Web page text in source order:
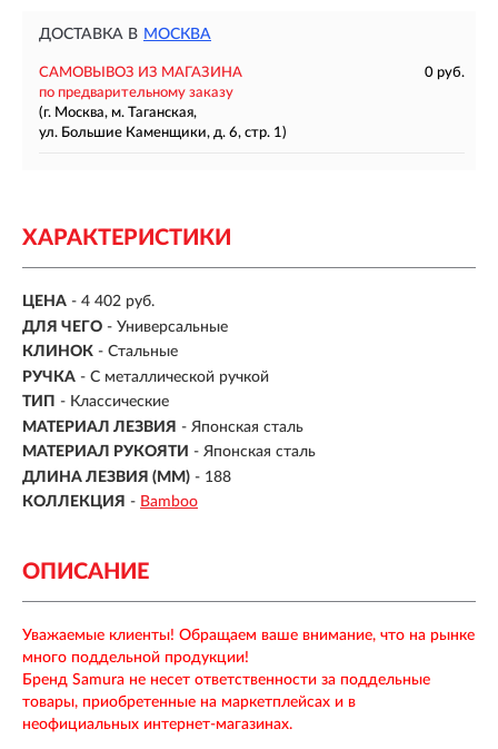
ДОСТАВКА В МОСКВА
САМОВЫВОЗ ИЗ МАГАЗИНА
0 руб.
по предварительному заказу
(г. Москва, м. Таганская,
ул. Большие Каменщики, д. 6, стр. 1)
ХАРАКТЕРИСТИКИ
ЦЕНА - 4 402 руб.
ДЛЯ ЧЕГО - Универсальные
КЛИНОК - Стальные
РУЧКА - С металлической ручкой
ТИП - Классические
МАТЕРИАЛ ЛЕЗВИЯ - Японская сталь
МАТЕРИАЛ РУКОЯТИ - Японская сталь
ДЛИНА ЛЕЗВИЯ (ММ) - 188
КОЛЛЕКЦИЯ - Bamboo
ОПИСАНИЕ
Уважаемые клиенты! Обращаем ваше внимание, что на рынке
много поддельной продукции!
Бренд Samura не несет ответственности за поддельные
товары, приобретенные на маркетплейсах и в
неофициальных интернет-магазинах.